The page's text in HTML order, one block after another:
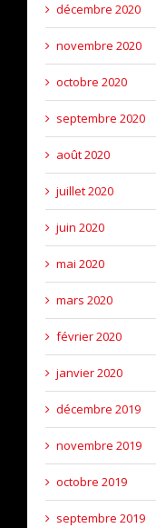
décembre 2020
novembre 2020
octobre 2020
septembre 2020
août 2020
juillet 2020
juin 2020
mai 2020
mars 2020
février 2020
janvier 2020
décembre 2019
novembre 2019
octobre 2019
septembre 2019